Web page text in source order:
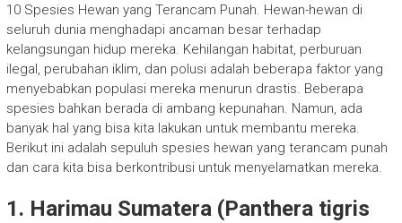
10 Spesies Hewan yang Terancam Punah. Hewan-hewan di
seluruh dunia menghadapi ancaman besar terhadap
kelangsungan hidup mereka. Kehilangan habitat, perburuan
ilegal, perubahan iklim, dan polusi adalah beberapa faktor yang
menyebabkan populasi mereka menurun drastis. Beberapa
spesies bahkan berada di ambang kepunahan. Namun, ada
banyak hal yang bisa kita lakukan untuk membantu mereka.
Berikut ini adalah sepuluh spesies hewan yang terancam punah
dan cara kita bisa berkontribusi untuk menyelamatkan mereka.
1. Harimau Sumatera (Panthera tigris